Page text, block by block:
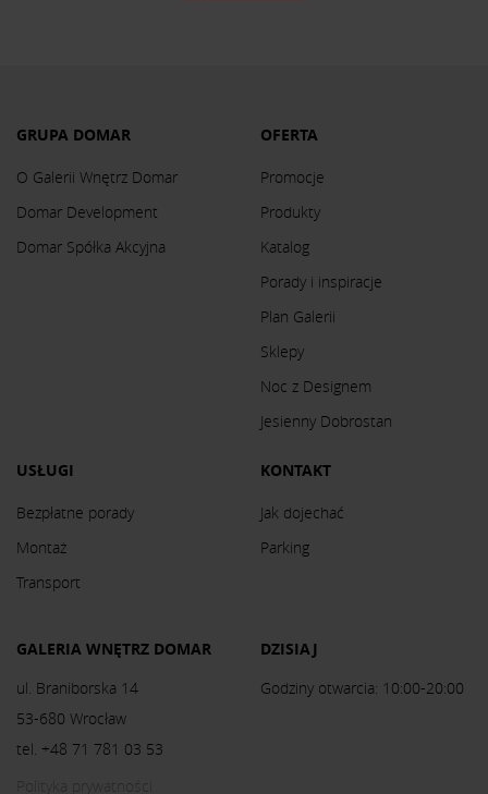
GRUPA DOMAR
O Galerii Wnętrz Domar
Domar Development
Domar Spółka Akcyjna
OFERTA
Promocje
Produkty
Katalog
Porady i inspiracje
Plan Galerii
Sklepy
Noc z Designem
Jesienny Dobrostan
USŁUGI
Bezpłatne porady
Montaż
Transport
KONTAKT
Jak dojechać
Parking
GALERIA WNĘTRZ DOMAR
ul. Braniborska 14
53-680 Wrocław
tel. +48 71 781 03 53
DZISIAJ
Godziny otwarcia: 10:00-20:00